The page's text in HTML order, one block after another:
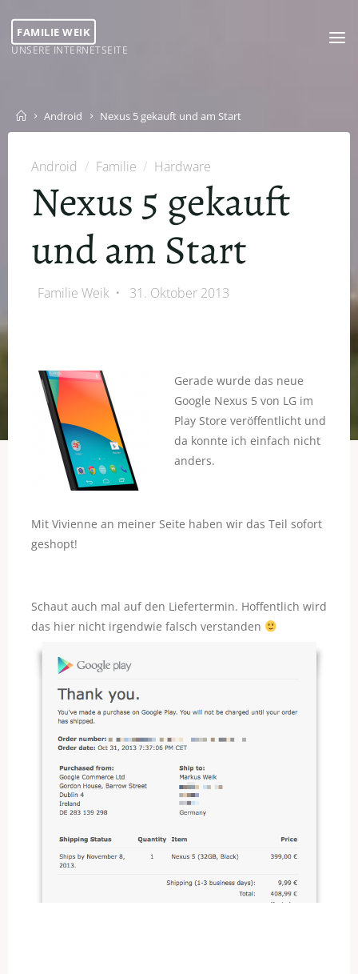
content
FAMILIE WEIK
UNSERE INTERNETSEITE
Home
Android Nexus 5 gekauft und am Start
Android / Familie / Hardware
Nexus 5 gekauft
und am Start
Familie Weik 31. Oktober 2013
Gerade wurde das neue
Google Nexus 5 von LG im
Play Store veröffentlicht und
da konnte ich einfach nicht
anders.
Mit Vivienne an meiner Seite haben wir das Teil sofort
geshopt!
Schaut auch mal auf den Liefertermin. Hoffentlich wird
das hier nicht irgendwie falsch verstanden